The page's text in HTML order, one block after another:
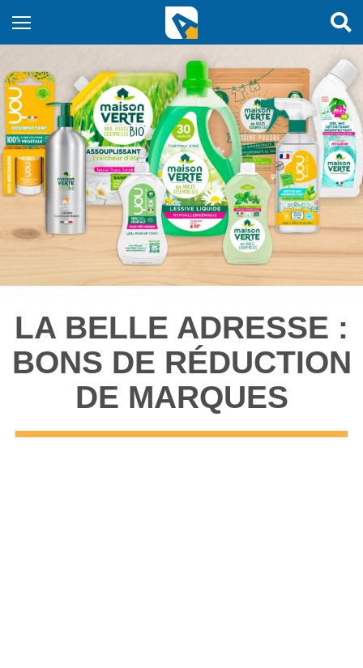
LA BELLE ADRESSE :
BONS DE RÉDUCTION
DE MARQUES